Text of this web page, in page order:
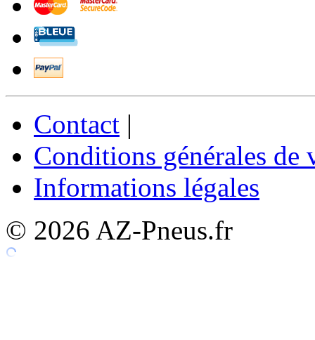
Contact |
Conditions générales de
Informations légales
© 2026 AZ-Pneus.fr